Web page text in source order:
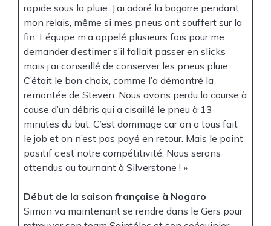
rapide sous la pluie. J’ai adoré la bagarre pendant
mon relais, même si mes pneus ont souffert sur la
fin. L’équipe m’a appelé plusieurs fois pour me
demander d’estimer s’il fallait passer en slicks
mais j’ai conseillé de conserver les pneus pluie.
C’était le bon choix, comme l’a démontré la
remontée de Steven. Nous avons perdu la course à
cause d’un débris qui a cisaillé le pneu à 13
minutes du but. C’est dommage car on a tous fait
le job et on n’est pas payé en retour. Mais le point
positif c’est notre compétitivité. Nous serons
attendus au tournant à Silverstone ! »
Début de la saison française à Nogaro
Simon va maintenant se rendre dans le Gers pour